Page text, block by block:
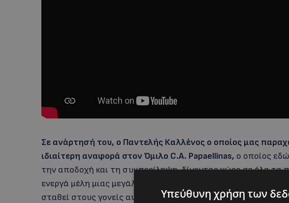
Σε ανάρτησή του, ο Παντελής Καλλένος ο οποίος μας
ιδιαίτερη αναφορά στον Όμιλο C.A. Papaellinas, ο οποίος
την αποδοχή και τη συμπερίληψη, δίνοντας χώρο σε όλα τα
ενεργά μέλη μιας μεγάλης οικογένειας. Την ίδια ώρα, όπως
σταθεί στους γονείς αυτών των παιδιών, που δίνουν
Υπεύθυνη χρήση των